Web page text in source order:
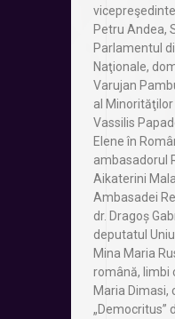
Petru Andea,
Parlamentul
Naţionale,
Varujan
al Minorităţilor
Vassilis
Elene în
ambasadorul
Aikaterini
Ambasadei
dr. Dragoș
deputatul
Mina Maria
română, limbi
Maria Dimasi,
„Democritus”